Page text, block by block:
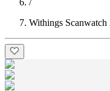
/
Withings Scanwatch